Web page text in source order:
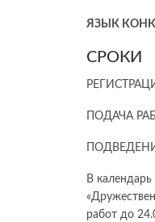
ЯЗЫК
СРОКИ
ПОДАЧА
В
работ до